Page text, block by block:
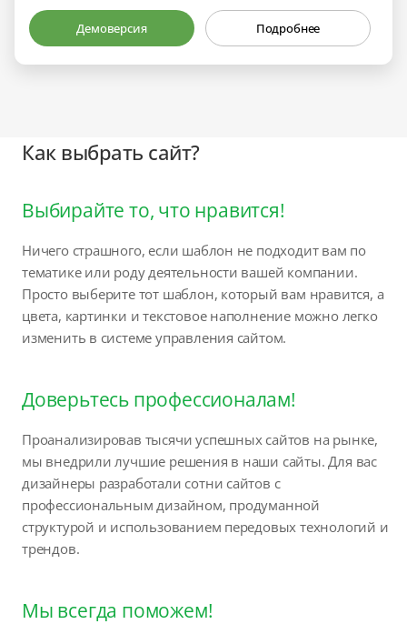
Демоверсия Подробнее
Как выбрать сайт?
Выбирайте то, что нравится!
Ничего страшного, если шаблон не подходит вам по
тематике или роду деятельности вашей компании.
Просто выберите тот шаблон, который вам нравится, а
цвета, картинки и текстовое наполнение можно легко
изменить в системе управления сайтом.
Доверьтесь профессионалам!
Проанализировав тысячи успешных сайтов на рынке,
мы внедрили лучшие решения в наши сайты. Для вас
дизайнеры разработали сотни сайтов с
профессиональным дизайном, продуманной
структурой и использованием передовых технологий и
трендов.
Мы всегда поможем!